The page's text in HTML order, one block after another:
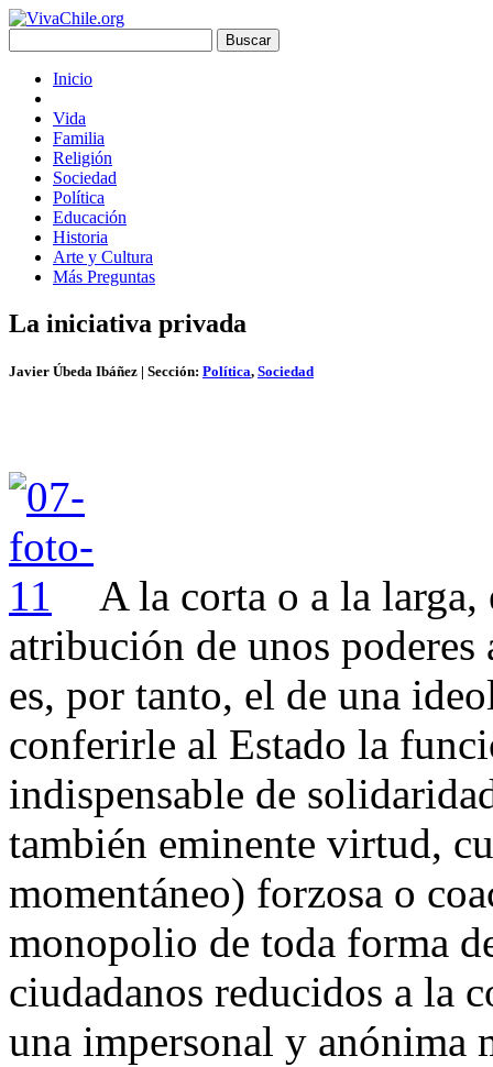
Inicio
Vida
Familia
Religión
Sociedad
Política
Educación
Historia
Arte y Cultura
Más Preguntas
La iniciativa privada
Javier Úbeda Ibáñez | Sección: Política, Sociedad
A la corta o a la
atribución de unos
es, por tanto, el de una
conferirle al Estado la
indispensable de
también eminente virtud,
momentáneo) forzosa o
monopolio de toda forma
ciudadanos reducidos a la
una impersonal y anónima